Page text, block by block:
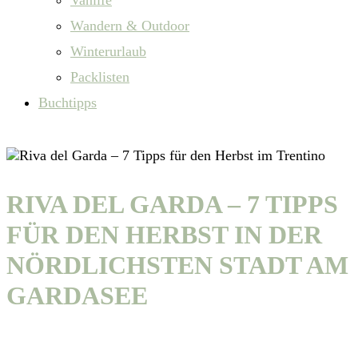
Wandern & Outdoor
Winterurlaub
Packlisten
Buchtipps
RIVA DEL GARDA – 7 TIPPS
FÜR DEN HERBST IN DER
NÖRDLICHSTEN STADT AM
GARDASEE